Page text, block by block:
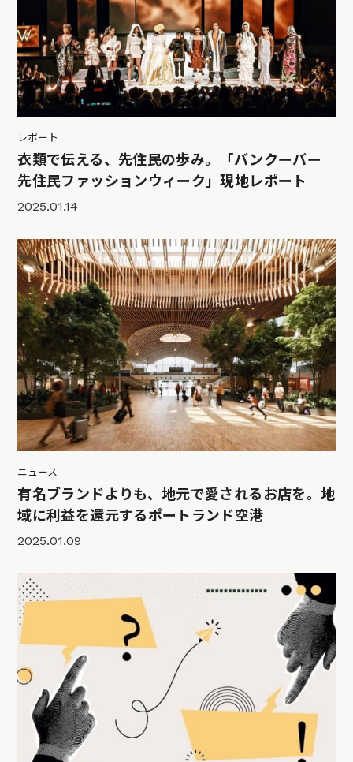
レポート
衣類で伝える、先住民の歩み。「バンクーバー
先住民ファッションウィーク」現地レポート
2025.01.14
ニュース
有名ブランドよりも、地元で愛されるお店を。地
域に利益を還元するポートランド空港
2025.01.09